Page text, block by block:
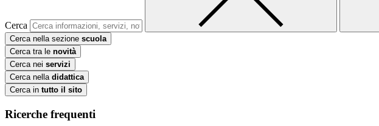
Cerca
Cerca nella sezione scuola
Cerca tra le novità
Cerca nei servizi
Cerca nella didattica
Cerca in tutto il sito
Ricerche frequenti